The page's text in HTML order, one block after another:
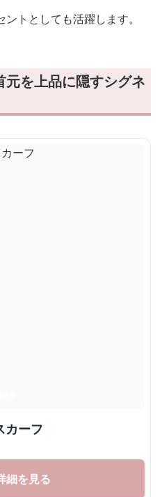
トとしても活躍します。
を上品に隠すシグネ
カーフ
細を見る